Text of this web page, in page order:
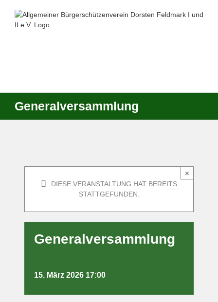
Inhalt
springen
Generalversammlung
×
DIESE VERANSTALTUNG HAT BEREITS
STATTGEFUNDEN.
Generalversammlung
15. März 2026 17:00